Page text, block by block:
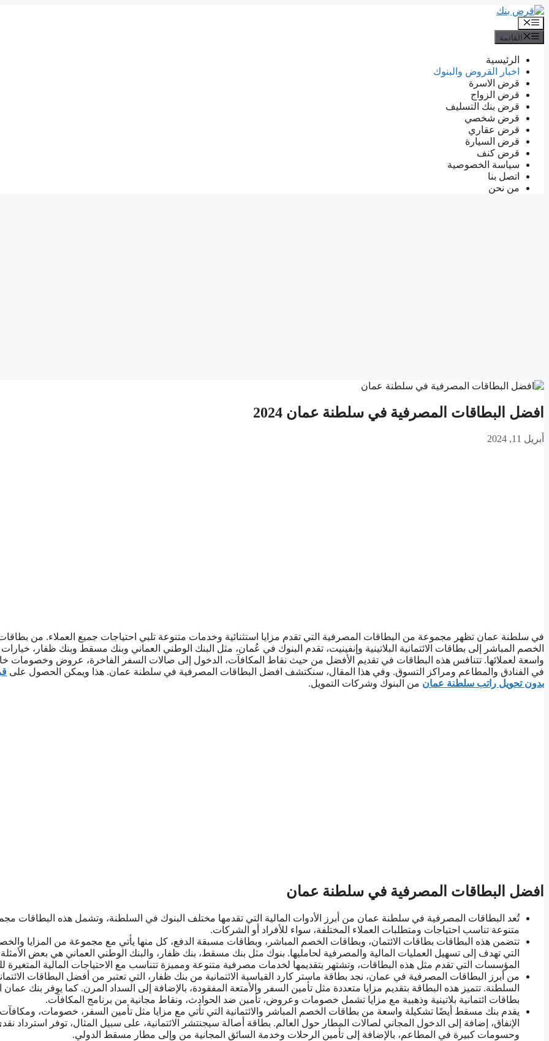
انتقل
إلى
المحتوى
القائمة
القائمة
الرئيسية
اخبار القروض والبنوك
قرض الاسرة
قرض الزواج
قرض بنك التسليف
قرض شخصي
قرض عقاري
قرض السيارة
قرض كنف
سياسة الخصوصية
اتصل بنا
من نحن
افضل البطاقات المصرفية في سلطنة عمان 2024
أبريل 11, 2024
في سلطنة عمان تظهر مجموعة من البطاقات المصرفية التي تقدم مزايا استثنائية وخدمات متنوعة تلبي احتياجات جميع العملاء. من
الخصم المباشر إلى بطاقات الائتمانية البلاتينية وإنفينيت، تقدم البنوك في عُمان، مثل البنك الوطني العماني وبنك مسقط وبنك ظفار، خيارات
واسعة لعملائها. تتنافس هذه البطاقات في تقديم الأفضل من حيث نقاط المكافآت، الدخول إلى صالات السفر الفاخرة، عروض وخصومات
في الفنادق والمطاعم ومراكز التسوق. وفي هذا المقال، سنكتشف افضل البطاقات المصرفية في سلطنة عمان. هذا ويمكن الحصول على
بدون تحويل راتب سلطنة عمان من البنوك وشركات التمويل.
افضل البطاقات المصرفية في سلطنة عمان
تُعد البطاقات المصرفية في سلطنة عمان من أبرز الأدوات المالية التي تقدمها مختلف البنوك في السلطنة، وتشمل هذه البطاقات
متنوعة تناسب احتياجات ومتطلبات العملاء المختلفة، سواء للأفراد أو الشركات.
تتضمن هذه البطاقات بطاقات الائتمان، وبطاقات الخصم المباشر، وبطاقات مسبقة الدفع، كل منها يأتي مع مجموعة من المزايا
التي تهدف إلى تسهيل العمليات المالية والمصرفية لحامليها. بنوك مثل بنك مسقط، بنك ظفار، والبنك الوطني العماني هي بعض
المؤسسات التي تقدم مثل هذه البطاقات، وتشتهر بتقديمها لخدمات مصرفية متنوعة ومميزة تتناسب مع الاحتياجات المالية المتغيرة
من أبرز البطاقات المصرفية في عمان، نجد بطاقة ماستر كارد القياسية الائتمانية من بنك ظفار، التي تعتبر من أفضل البطاقات
السلطنة. تتميز هذه البطاقة بتقديم مزايا متعددة مثل تأمين السفر والأمتعة المفقودة، بالإضافة إلى السداد المرن. كما يوفر بنك عمان
بطاقات ائتمانية بلاتينية وذهبية مع مزايا تشمل خصومات وعروض، تأمين ضد الحوادث، ونقاط مجانية من برنامج المكافآت.
يقدم بنك مسقط أيضًا تشكيلة واسعة من بطاقات الخصم المباشر والائتمانية التي تأتي مع مزايا مثل تأمين السفر، خصومات،
الإنفاق، إضافة إلى الدخول المجاني لصالات المطار حول العالم. بطاقة أصالة سيجنتشر الائتمانية، على سبيل المثال، توفر استرداد
وحسومات كبيرة في المطاعم، بالإضافة إلى تأمين الرحلات وخدمة السائق المجانية من وإلى مطار مسقط الدولي.